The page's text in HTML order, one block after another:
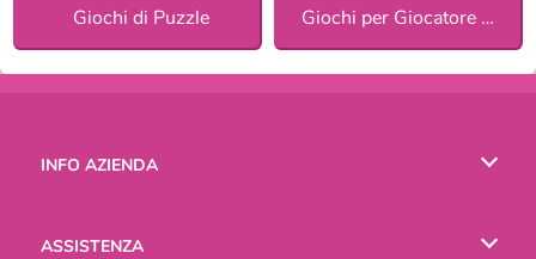
Giochi di Puzzle Giochi per Giocatore Singolo
INFO AZIENDA
ASSISTENZA